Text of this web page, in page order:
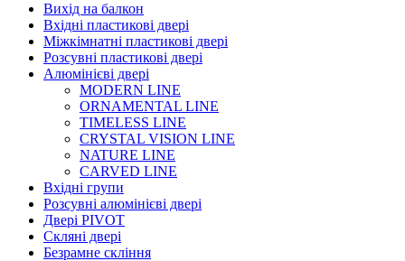
Вихід на балкон
Вхідні пластикові двері
Міжкімнатні пластикові двері
Розсувні пластикові двері
Алюмінієві двері
MODERN LINE
ORNAMENTAL LINE
TIMELESS LINE
CRYSTAL VISION LINE
NATURE LINE
CARVED LINE
Вхідні групи
Розсувні алюмінієві двері
Двері PIVOT
Скляні двері
Безрамне скління